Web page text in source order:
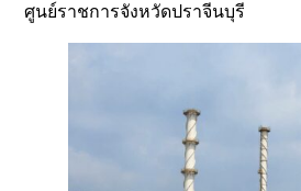
ศูนย์ราชการจังหวัดปราจีนบุรี